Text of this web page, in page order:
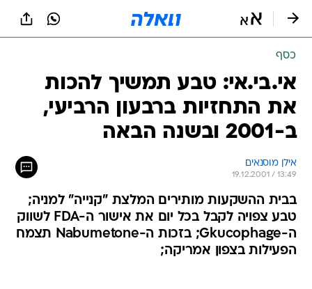
כסף
אי.בי.אי: טבע תמשיך להכות
את התחזיות ברבעון הרביעי,
ב-2001 ובשנה הבאה
אילן מוסנאים
19.12.2001 / 13:49
בבית ההשקעות מותירים המלצת "קנייה" למניה;
טבע צפויה לקבל בכל יום את אישור ה-FDA לשווק
ה-Gkucophage; בזכות ה-Nabumetone תצמח
הפעילות בצפון אמריקה;